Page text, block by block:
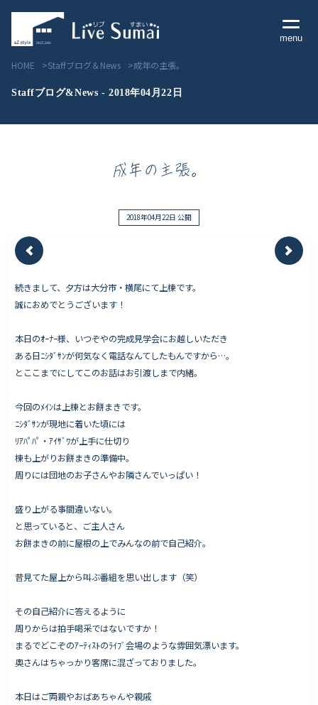
menu
Livesumai 住宅標準性能
Livesumai 保証について
見学会／モデルハウス情報
Works - 施工実績
オーナー様の声
完成案内
よくいただくご質問
お役立ちコラム
会社情報
スタッフ紹介
Staff ブログ&News
HOME Staffブログ＆News 成年の主張。
Staffブログ&News - 2018年04月22日
成年の主張。
2018年04月22日 公開
続きまして、夕方は大分市・横尾にて上棟です。
誠におめでとうございます！
本日のｵｰﾅｰ様、いつぞやの完成見学会にお越しいただき
ある日ﾆｼﾀﾞｻﾝが何気なく電話なんてしたもんですから…。
とここまでにしてこのお話はお引渡しまで内緒。
今回のﾒｲﾝは上棟とお餅まきです。
ﾆｼﾀﾞｻﾝが現地に着いた頃には
ﾘｱﾊﾟﾊﾟ・ｱｲｻﾞﾜが上手に仕切り
棟も上がりお餅まきの準備中。
周りには団地のお子さんやお隣さんでいっぱい！
盛り上がる事間違いない。
と思っていると、ご主人さん
お餅まきの前に屋根の上でみんなの前で自己紹介。
昔見てた屋上から叫ぶ番組を思い出します（笑）
その自己紹介に答えるように
周りからは拍手喝采ではないですか！
まるでどこぞのｱｰﾃｨｽﾄのﾗｲﾌﾞ会場のような雰囲気漂います。
奥さんはちゃっかり客席に混ざっておりました。
本日はご両親やおばあちゃんや親戚